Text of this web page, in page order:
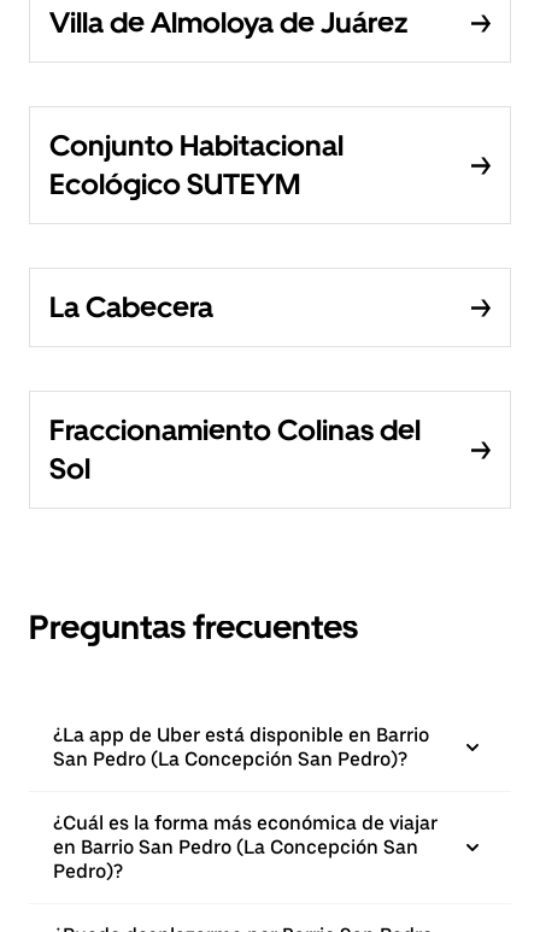
Villa de Almoloya de Juárez
Conjunto Habitacional
Ecológico SUTEYM
La Cabecera
Fraccionamiento Colinas del
Sol
Preguntas frecuentes
¿La app de Uber está disponible en Barrio
San Pedro (La Concepción San Pedro)?
¿Cuál es la forma más económica de viajar
en Barrio San Pedro (La Concepción San
Pedro)?